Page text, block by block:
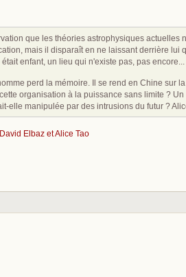
que les théories astrophysiques
mais il disparaît en ne laissant derrière
enfant, un lieu qui n'existe pas, pas encore...
perd la mémoire. Il se rend en Chine sur
organisation à la puissance sans limite ?
elle manipulée par des intrusions du futur ?
Elbaz et Alice Tao